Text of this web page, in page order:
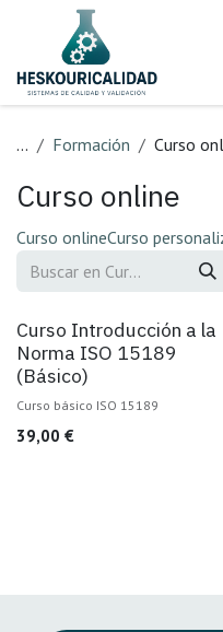
Ir al contenido
... Formación Curso
Curso online
Curso onlineCurso
Venta
Curso Introducción a la
Norma ISO 15189
(Básico)
Curso básico ISO 15189
39,00 €